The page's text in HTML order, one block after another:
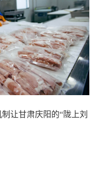
让甘肃庆阳的“陇上刘